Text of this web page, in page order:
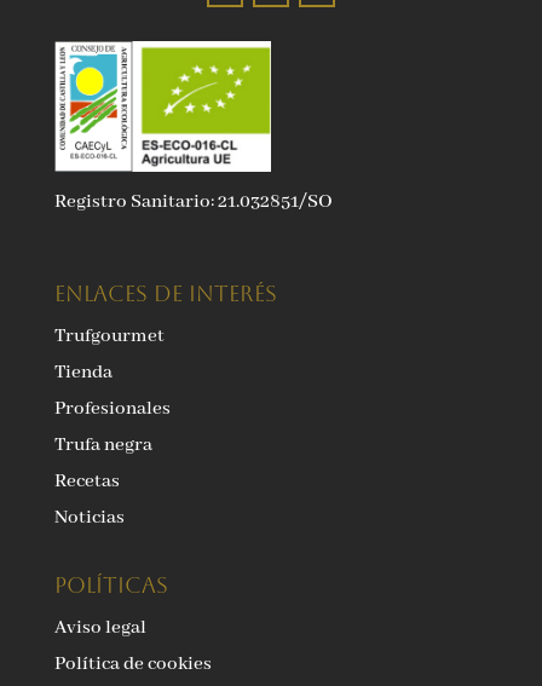
Registro Sanitario: 21.032851/SO
ENLACES DE INTERÉS
Trufgourmet
Tienda
Profesionales
Trufa negra
Recetas
Noticias
Políticas
Aviso legal
Política de cookies